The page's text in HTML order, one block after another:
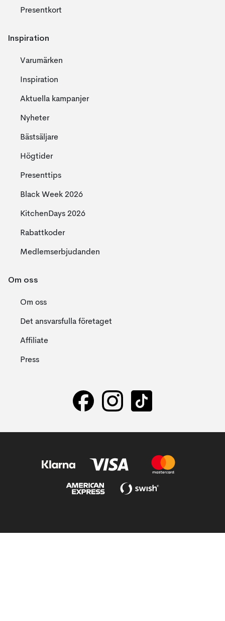
Presentkort
Inspiration
Varumärken
Inspiration
Aktuella kampanjer
Nyheter
Bästsäljare
Högtider
Presenttips
Black Week 2026
KitchenDays 2026
Rabattkoder
Medlemserbjudanden
Om oss
Om oss
Det ansvarsfulla företaget
Affiliate
Press